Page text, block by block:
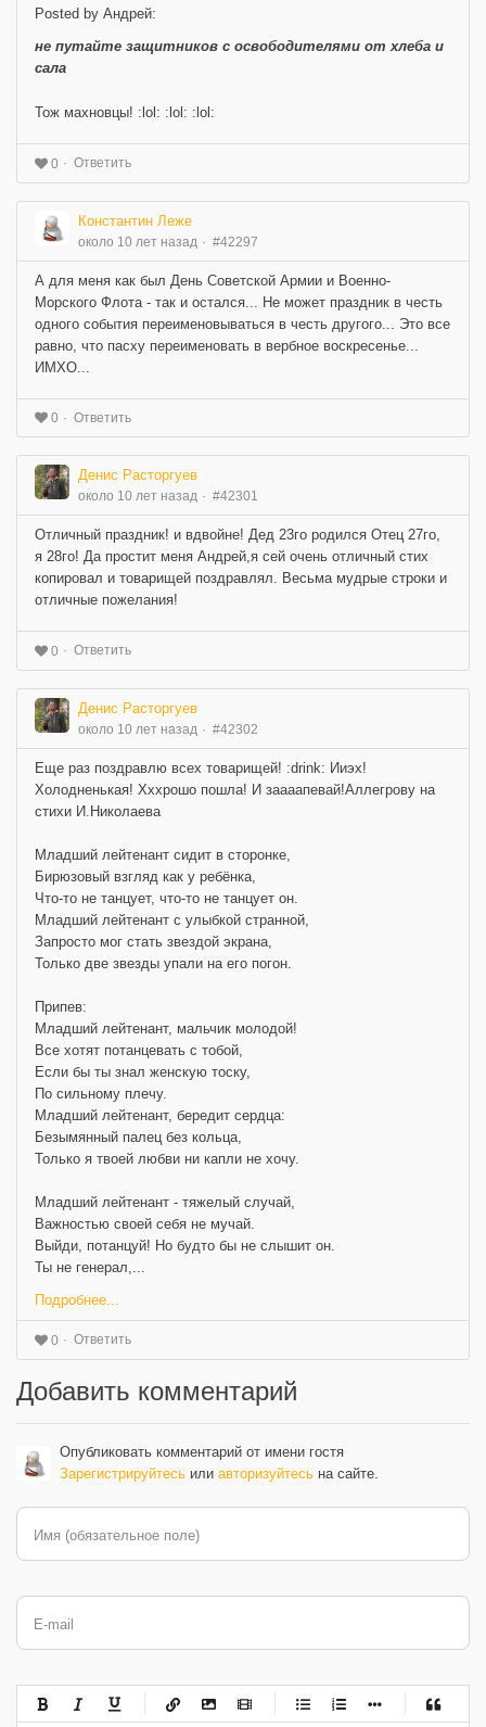
Posted by Андрей:
не путайте защитников с освободителями от хлеба и
сала
Тож махновцы! :lol: :lol: :lol:
0 Ответить
Константин Леже
около 10 лет назад #42297
А для меня как был День Советской Армии и Военно-
Морского Флота - так и остался... Не может праздник в честь
одного события переименовываться в честь другого... Это все
равно, что пасху переименовать в вербное воскресенье...
ИМХО...
0 Ответить
Денис Расторгуев
около 10 лет назад #42301
Отличный праздник! и вдвойне! Дед 23го родился Отец 27го,
я 28го! Да простит меня Андрей,я сей очень отличный стих
копировал и товарищей поздравлял. Весьма мудрые строки и
отличные пожелания!
0 Ответить
Денис Расторгуев
около 10 лет назад #42302
Еще раз поздравлю всех товарищей! :drink: Ииэх!
Холодненькая! Хххрошо пошла! И заааапевай!Аллегрову на
стихи И.Николаева
Младший лейтенант сидит в сторонке,
Бирюзовый взгляд как у ребёнка,
Что-то не танцует, что-то не танцует он.
Младший лейтенант с улыбкой странной,
Запросто мог стать звездой экрана,
Только две звезды упали на его погон.
Припев:
Младший лейтенант, мальчик молодой!
Все хотят потанцевать с тобой,
Если бы ты знал женскую тоску,
По сильному плечу.
Младший лейтенант, бередит сердца:
Безымянный палец без кольца,
Только я твоей любви ни капли не хочу.
Младший лейтенант - тяжелый случай,
Важностью своей себя не мучай.
Выйди, потанцуй! Но будто бы не слышит он.
Ты не генерал,...
Подробнее...
0 Ответить
Добавить комментарий
Опубликовать комментарий от имени гостя
Зарегистрируйтесь или авторизуйтесь на сайте.
Имя (обязательное поле)
E-mail
-
-
-